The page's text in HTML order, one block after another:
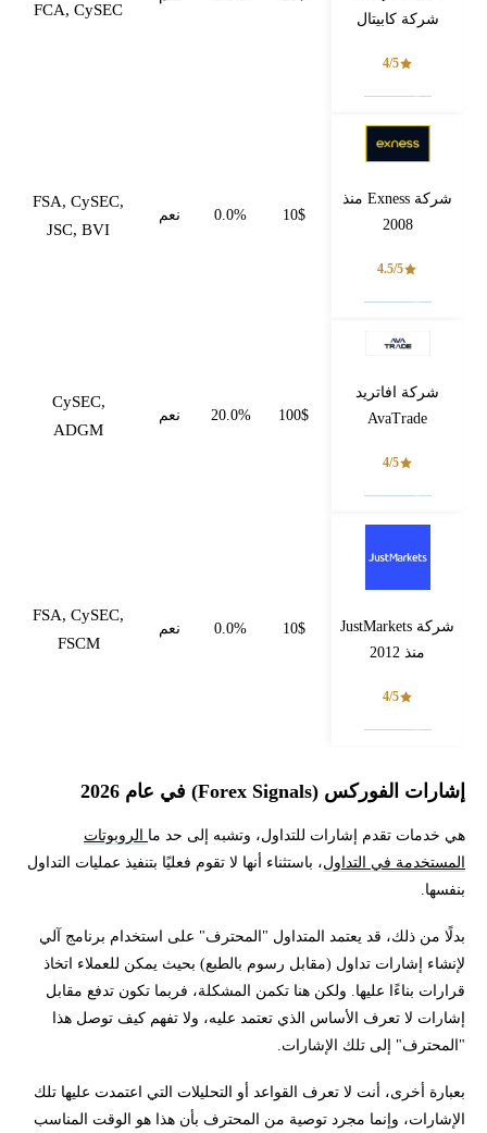
شركة كابيتال
4/5
FCA, CySEC
شركة Exness منذ
2008
4.5/5
10$
0.0% نعم
FSA, CySEC,
JSC, BVI
شركة افاتريد
AvaTrade
4/5
100$
20.0% نعم
CySEC,
ADGM
شركة JustMarkets
منذ 2012
4/5
10$
0.0% نعم
FSA, CySEC,
FSCM
إشارات الفوركس (Forex Signals) في عام 2026
هي خدمات تقدم إشارات للتداول، وتشبه إلى حد ما الروبوتات
المستخدمة في التداول، باستثناء أنها لا تقوم فعليًا بتنفيذ عمليات التداول
بنفسها.
بدلًا من ذلك، قد يعتمد المتداول "المحترف" على استخدام برنامج آلي
لإنشاء إشارات تداول (مقابل رسوم بالطبع) بحيث يمكن للعملاء اتخاذ
قرارات بناءًا عليها. ولكن هنا تكمن المشكلة، فربما تكون تدفع مقابل
إشارات لا تعرف الأساس الذي تعتمد عليه، ولا تفهم كيف توصل هذا
"المحترف" إلى تلك الإشارات.
بعبارة أخرى، أنت لا تعرف القواعد أو التحليلات التي اعتمدت عليها تلك
الإشارات، وإنما مجرد توصية من المحترف بأن هذا هو الوقت المناسب